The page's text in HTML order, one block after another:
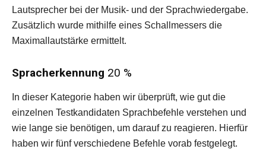
Lautsprecher bei der Musik- und der Sprachwiedergabe.
Zusätzlich wurde mithilfe eines Schallmessers die
Maximallautstärke ermittelt.
Spracherkennung 20 %
In dieser Kategorie haben wir überprüft, wie gut die
einzelnen Testkandidaten Sprachbefehle verstehen und
wie lange sie benötigen, um darauf zu reagieren. Hierfür
haben wir fünf verschiedene Befehle vorab festgelegt.